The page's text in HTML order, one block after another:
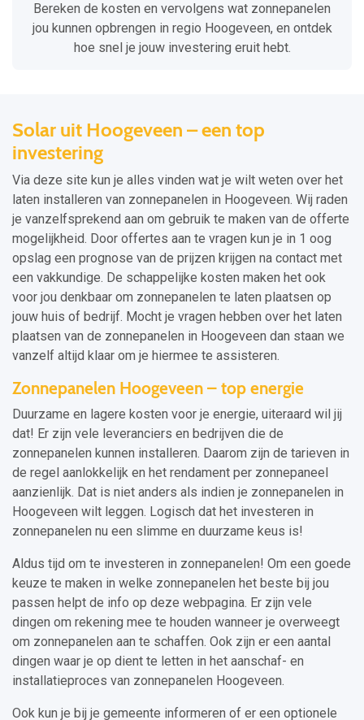
Bereken de kosten en vervolgens wat zonnepanelen
jou kunnen opbrengen in regio Hoogeveen, en ontdek
hoe snel je jouw investering eruit hebt.
Solar uit Hoogeveen – een top
investering
Via deze site kun je alles vinden wat je wilt weten over het
laten installeren van zonnepanelen in Hoogeveen. Wij raden
je vanzelfsprekend aan om gebruik te maken van de offerte
mogelijkheid. Door offertes aan te vragen kun je in 1 oog
opslag een prognose van de prijzen krijgen na contact met
een vakkundige. De schappelijke kosten maken het ook
voor jou denkbaar om zonnepanelen te laten plaatsen op
jouw huis of bedrijf. Mocht je vragen hebben over het laten
plaatsen van de zonnepanelen in Hoogeveen dan staan we
vanzelf altijd klaar om je hiermee te assisteren.
Zonnepanelen Hoogeveen – top energie
Duurzame en lagere kosten voor je energie, uiteraard wil jij
dat! Er zijn vele leveranciers en bedrijven die de
zonnepanelen kunnen installeren. Daarom zijn de tarieven in
de regel aanlokkelijk en het rendament per zonnepaneel
aanzienlijk. Dat is niet anders als indien je zonnepanelen in
Hoogeveen wilt leggen. Logisch dat het investeren in
zonnepanelen nu een slimme en duurzame keus is!
Aldus tijd om te investeren in zonnepanelen! Om een goede
keuze te maken in welke zonnepanelen het beste bij jou
passen helpt de info op deze webpagina. Er zijn vele
dingen om rekening mee te houden wanneer je overweegt
om zonnepanelen aan te schaffen. Ook zijn er een aantal
dingen waar je op dient te letten in het aanschaf- en
installatieproces van zonnepanelen Hoogeveen.
Ook kun je bij je gemeente informeren of er een optionele